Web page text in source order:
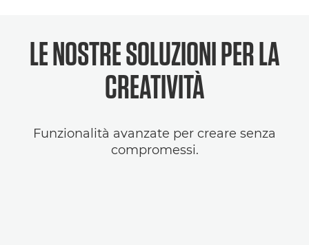
LE NOSTRE SOLUZIONI PER LA
CREATIVITÀ
Funzionalità avanzate per creare senza
compromessi.